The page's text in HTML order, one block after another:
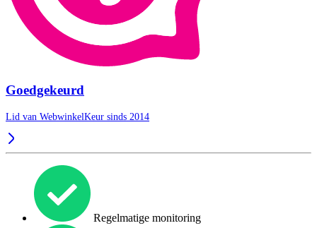
Goedgekeurd
Lid van WebwinkelKeur sinds 2014
Regelmatige monitoring